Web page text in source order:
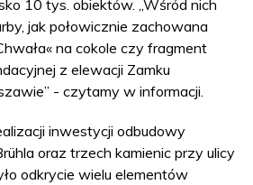
10 tys. obiektów. „Wśród nich
jak połowicznie zachowana
na cokole czy fragment
z elewacji Zamku
- czytamy w informacji.
inwestycji odbudowy
oraz trzech kamienic przy ulicy
odkrycie wielu elementów